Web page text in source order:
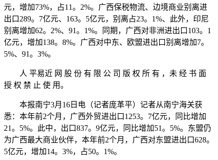
元，增加73%，占11。2%。广西保税物流、边境商业别离进
出口289。7亿元、163。5亿元，别离占23。1%、此外，印尼
别离增加62。2%、91。1%。同期，广西对非洲进出口103。1
亿元，增加138。8%。广西对中东、欧盟进出口别离增加7。
5%、91。3%。
人 平易近 网 股 份 有 限 公 司 版 权 所 有 ，未 经 书 面
授 权 禁 止 使 用。
本报南宁3月16日电（记者庞革平）记者从南宁海关获
悉：本年前2个月，广西外贸进出口1253。7亿元，同比增加
21。5%。此中，出口837。9亿元，同比增加51。5%。东盟仍
为广西最大商业伙伴，本年前2个月，广西对东盟进出口628。
5亿元，增加14。3%，占50。1%。